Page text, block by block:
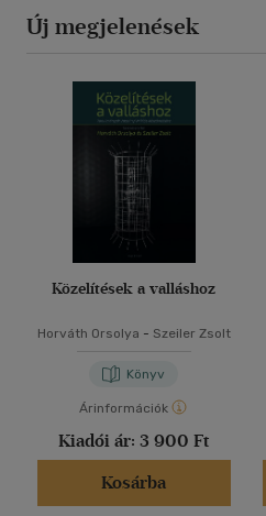
Új megjelenések
Közelítések a valláshoz
Horváth Orsolya - Szeiler Zsolt
Könyv
Árinformációk
Kiadói ár: 3 900 Ft
Kosárba